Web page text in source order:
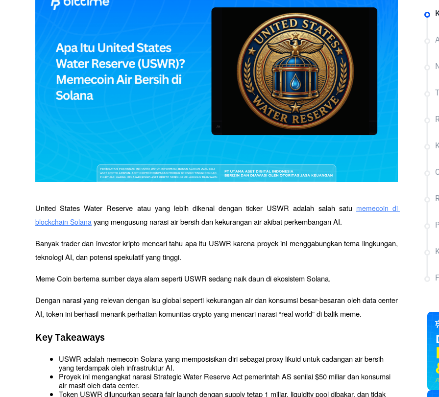
United States Water Reserve atau yang lebih dikenal dengan ticker USWR adalah salah satu memecoin di
blockchain Solana yang mengusung narasi air bersih dan kekurangan air akibat perkembangan AI.
Banyak trader dan investor kripto mencari tahu apa itu USWR karena proyek ini menggabungkan tema lingkungan,
teknologi AI, dan potensi spekulatif yang tinggi.
Meme Coin bertema sumber daya alam seperti USWR sedang naik daun di ekosistem Solana.
Dengan narasi yang relevan dengan isu global seperti kekurangan air dan konsumsi besar-besaran oleh data center
AI, token ini berhasil menarik perhatian komunitas crypto yang mencari narasi “real world” di balik meme.
Key Takeaways
USWR adalah memecoin Solana yang memposisikan diri sebagai proxy likuid untuk cadangan air bersih
yang terdampak oleh infrastruktur AI.
Proyek ini mengangkat narasi Strategic Water Reserve Act pemerintah AS senilai $50 miliar dan konsumsi
air masif oleh data center.
Token USWR diluncurkan secara fair launch dengan supply tetap 1 miliar, liquidity pool dibakar, dan tidak